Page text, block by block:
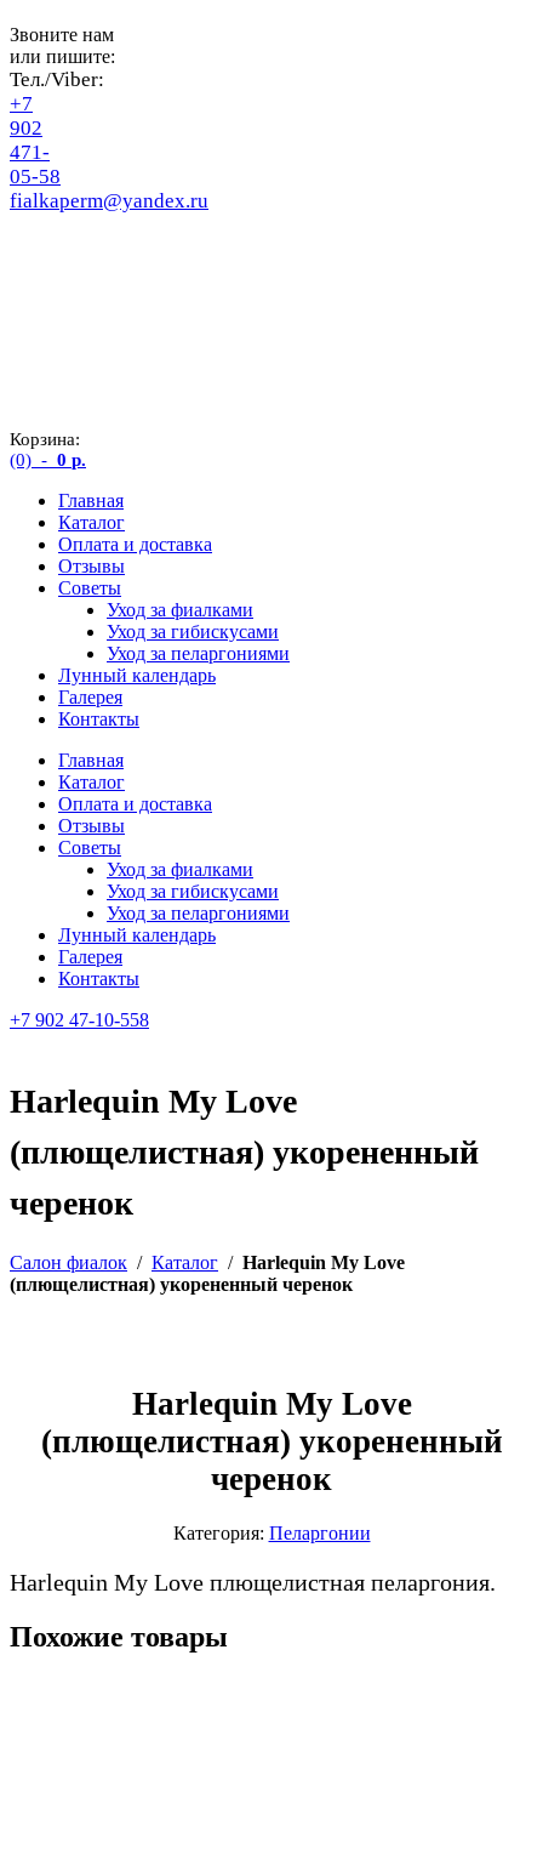
Звоните нам
или пишите:
Тел./Viber:
+7
902
471-
05-58
fialkaperm@yandex.ru
Корзина:
(0) - 0 р.
Главная
Каталог
Оплата и доставка
Отзывы
Советы
Уход за фиалками
Уход за гибискусами
Уход за пеларгониями
Лунный календарь
Галерея
Контакты
Главная
Каталог
Оплата и доставка
Отзывы
Советы
Уход за фиалками
Уход за гибискусами
Уход за пеларгониями
Лунный календарь
Галерея
Контакты
+7 902 47-10-558
Harlequin My Love
(плющелистная) укорененный
черенок
Салон фиалок / Каталог / Harlequin My Love
(плющелистная) укорененный черенок
Harlequin My Love
(плющелистная) укорененный
черенок
Категория: Пеларгонии
Harlequin My Love плющелистная пеларгония.
Похожие товары